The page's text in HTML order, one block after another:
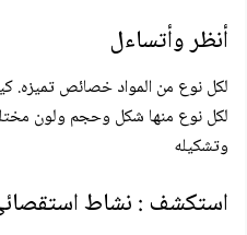
أنظر وأتساءل
لكل نوع من المواد خصائص
لكل نوع منها شكل وحجم ولون
وتشكيله
استكشف : نشاط